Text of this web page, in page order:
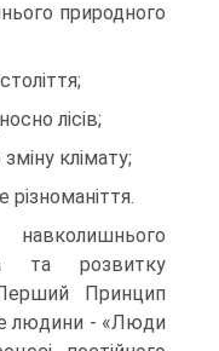
природного
лісів;
клімату;
різноманіття.
та розвитку
Принцип
людини - «Люди